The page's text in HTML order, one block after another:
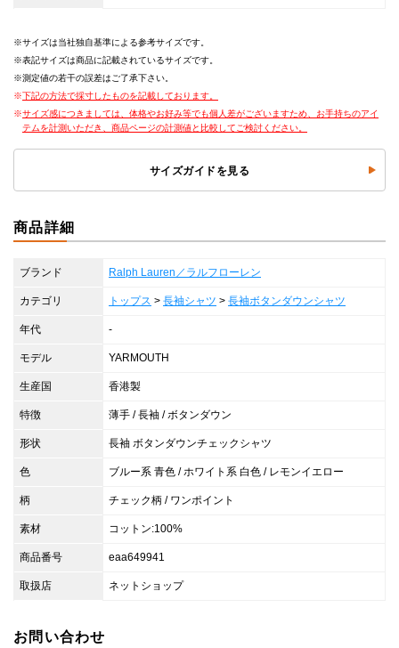
サイズは当社独自基準による参考サイズです。
表記サイズは商品に記載されているサイズです。
測定値の若干の誤差はご了承下さい。
下記の方法で採寸したものを記載しております。
サイズ感につきましては、体格やお好み等でも個人差がございますため、お手持ちのアイ
テムを計測いただき、商品ページの計測値と比較してご検討ください。
サイズガイドを見る
商品詳細
ブランド Ralph Lauren／ラルフローレン
カテゴリ トップス > 長袖シャツ > 長袖ボタンダウンシャツ
年代 -
モデル YARMOUTH
生産国 香港製
特徴 薄手 / 長袖 / ボタンダウン
形状 長袖 ボタンダウンチェックシャツ
色 ブルー系 青色 / ホワイト系 白色 / レモンイエロー
柄 チェック柄 / ワンポイント
素材 コットン:100%
商品番号 eaa649941
取扱店 ネットショップ
お問い合わせ